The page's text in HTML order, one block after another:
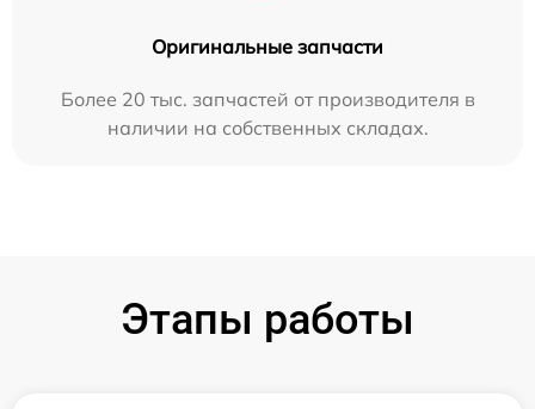
Оригинальные запчасти
Более 20 тыс. запчастей от производителя в
наличии на собственных складах.
Этапы работы